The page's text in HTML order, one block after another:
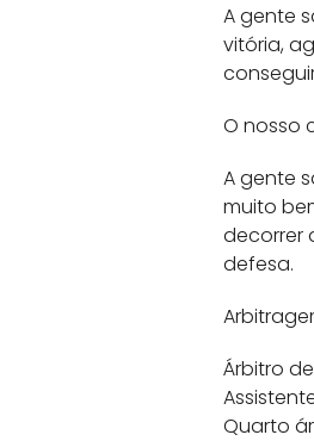
A gente
vitória,
O nosso
A gente
muito
decorrer
defesa.
Árbitro
Quarto